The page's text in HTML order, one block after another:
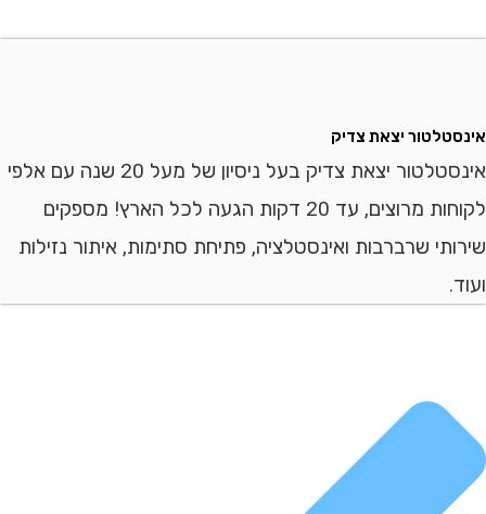
יצאת צדיק
אינסטלטור יצאת צדיק בעל ניסיון של מעל 20 שנה עם אלפי
לקוחות מרוצים, עד 20 דקות הגעה לכל הארץ! מספקים
שרברבות ואינסטלציה, פתיחת סתימות, איתור נזילות